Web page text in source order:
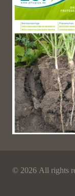
©2026 All rights